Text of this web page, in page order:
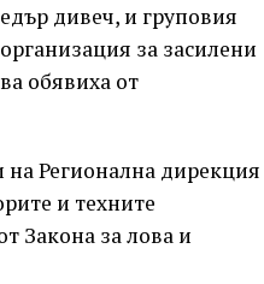
дивеч, и груповия
за засилени
обявиха от
Регионална дирекция
и техните
Закона за лова и